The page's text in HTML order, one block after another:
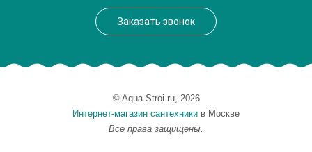
Заказать звонок
© Aqua-Stroi.ru, 2026
Интернет-магазин сантехники в Москве
Все права защищены.